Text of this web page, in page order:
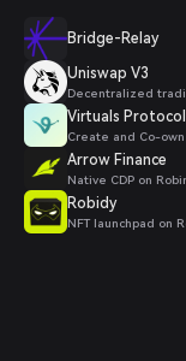
Bridge-Relay
Uniswap V3
Decentralized
Virtuals Protocol
Create and Co-own
Arrow Finance
Native CDP on
Robidy
NFT launchpad on